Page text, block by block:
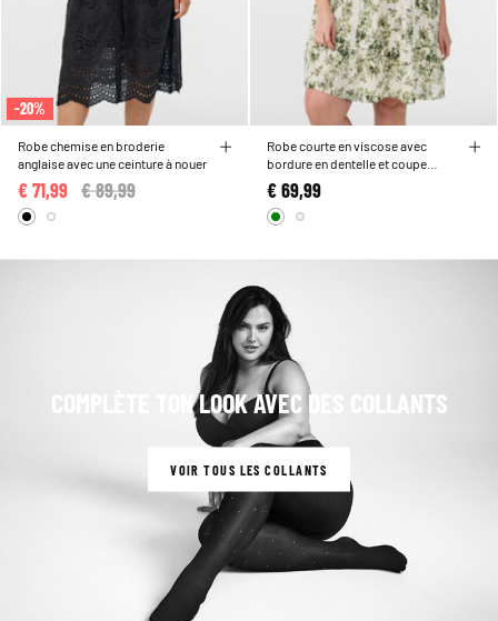
-20%
Robe chemise en broderie
anglaise avec une ceinture à nouer
Price reduced from
€ 89,99
€ 71,99
Robe courte en viscose avec
bordure en dentelle et coupe
trapèze évasée
€ 69,99
COMPLÈTE TON LOOK AVEC DES COLLANTS
VOIR TOUS LES COLLANTS